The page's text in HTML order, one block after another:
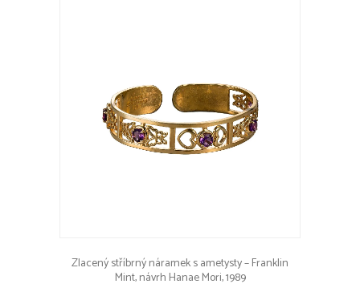
Zlacený stříbrný náramek s ametysty – Franklin
Mint, návrh Hanae Mori, 1989